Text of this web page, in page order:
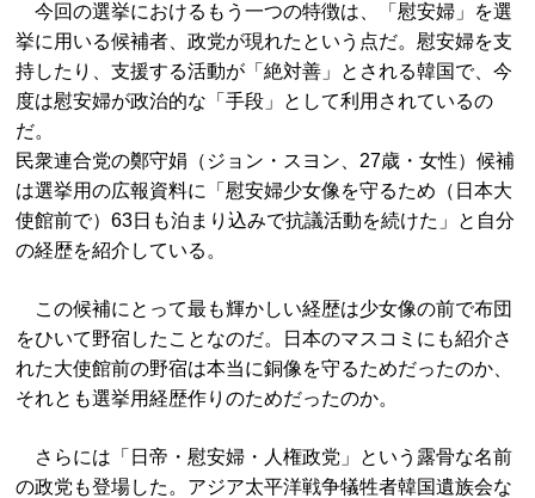
今回の選挙におけるもう一つの特徴は、「慰安婦」を選
挙に用いる候補者、政党が現れたという点だ。慰安婦を支
持したり、支援する活動が「絶対善」とされる韓国で、今
度は慰安婦が政治的な「手段」として利用されているの
だ。
民衆連合党の鄭守娟（ジョン・スヨン、27歳・女性）候補
は選挙用の広報資料に「慰安婦少女像を守るため（日本大
使館前で）63日も泊まり込みで抗議活動を続けた」と自分
の経歴を紹介している。
この候補にとって最も輝かしい経歴は少女像の前で布団
をひいて野宿したことなのだ。日本のマスコミにも紹介さ
れた大使館前の野宿は本当に銅像を守るためだったのか、
それとも選挙用経歴作りのためだったのか。
さらには「日帝・慰安婦・人権政党」という露骨な名前
の政党も登場した。アジア太平洋戦争犠牲者韓国遺族会な